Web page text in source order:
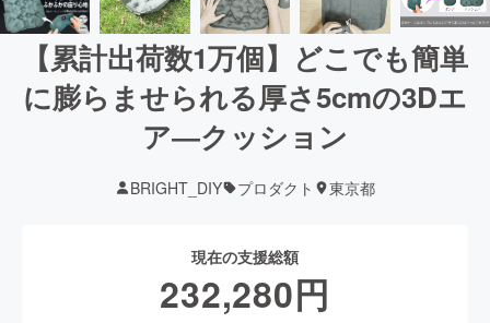
【累計出荷数1万個】どこでも簡単
に膨らませられる厚さ5cmの3Dエ
ア―クッション
BRIGHT_DIY プロダクト 東京都
現在の支援総額
232,280円